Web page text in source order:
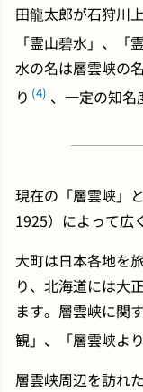
田龍太郎が石狩川
「霊山碧水」、「
水の名は層雲峡の
り (4) 、一定の知名
現在の「層雲峡」
1925）によって広
大町は日本各地を
り、北海道には大
ます。層雲峡に関
観」、「層雲峡よ
層雲峡周辺を訪れ